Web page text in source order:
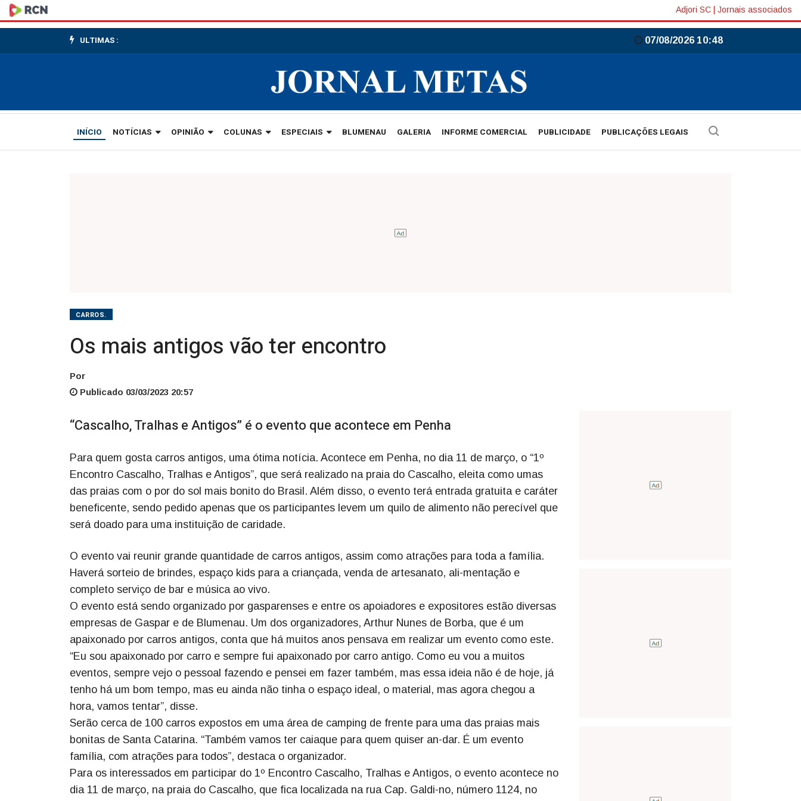
Os
mais
antigos
ter
encontro
Adjori SC Jornais associados
ULTIMAS : 07/08/2026 10:48
INÍCIO NOTÍCIAS OPINIÃO COLUNAS ESPECIAIS BLUMENAU GALERIA INFORME COMERCIAL PUBLICIDADE PUBLICAÇÕES LEGAIS
CARROS.
Os mais antigos vão ter encontro
Por
Publicado 03/03/2023 20:57
“Cascalho, Tralhas e Antigos” é o evento que acontece em Penha
Para quem gosta carros antigos, uma ótima notícia. Acontece em Penha, no dia 11 de março, o “1º
Encontro Cascalho, Tralhas e Antigos”, que será realizado na praia do Cascalho, eleita como umas
das praias com o por do sol mais bonito do Brasil. Além disso, o evento terá entrada gratuita e caráter
beneficente, sendo pedido apenas que os participantes levem um quilo de alimento não perecível que
será doado para uma instituição de caridade.
O evento vai reunir grande quantidade de carros antigos, assim como atrações para toda a família.
Haverá sorteio de brindes, espaço kids para a criançada, venda de artesanato, ali-mentação e
completo serviço de bar e música ao vivo.
O evento está sendo organizado por gasparenses e entre os apoiadores e expositores estão diversas
empresas de Gaspar e de Blumenau. Um dos organizadores, Arthur Nunes de Borba, que é um
apaixonado por carros antigos, conta que há muitos anos pensava em realizar um evento como este.
“Eu sou apaixonado por carro e sempre fui apaixonado por carro antigo. Como eu vou a muitos
eventos, sempre vejo o pessoal fazendo e pensei em fazer também, mas essa ideia não é de hoje, já
tenho há um bom tempo, mas eu ainda não tinha o espaço ideal, o material, mas agora chegou a
hora, vamos tentar”, disse.
Serão cerca de 100 carros expostos em uma área de camping de frente para uma das praias mais
bonitas de Santa Catarina. “Também vamos ter caiaque para quem quiser an-dar. É um evento
família, com atrações para todos”, destaca o organizador.
Para os interessados em participar do 1º Encontro Cascalho, Tralhas e Antigos, o evento acontece no
dia 11 de março, na praia do Cascalho, que fica localizada na rua Cap. Galdi-no, número 1124, no